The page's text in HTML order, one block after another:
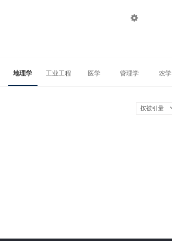

地理学 工业工程 医学 管理学 农学
按被引量